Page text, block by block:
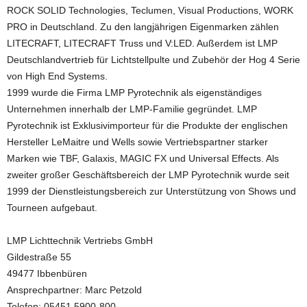
ROCK SOLID Technologies, Teclumen, Visual Productions, WORK
PRO in Deutschland. Zu den langjährigen Eigenmarken zählen
LITECRAFT, LITECRAFT Truss und V:LED. Außerdem ist LMP
Deutschlandvertrieb für Lichtstellpulte und Zubehör der Hog 4 Serie
von High End Systems.
1999 wurde die Firma LMP Pyrotechnik als eigenständiges
Unternehmen innerhalb der LMP-Familie gegründet. LMP
Pyrotechnik ist Exklusivimporteur für die Produkte der englischen
Hersteller LeMaitre und Wells sowie Vertriebspartner starker
Marken wie TBF, Galaxis, MAGIC FX und Universal Effects. Als
zweiter großer Geschäftsbereich der LMP Pyrotechnik wurde seit
1999 der Dienstleistungsbereich zur Unterstützung von Shows und
Tourneen aufgebaut.
LMP Lichttechnik Vertriebs GmbH
Gildestraße 55
49477 Ibbenbüren
Ansprechpartner: Marc Petzold